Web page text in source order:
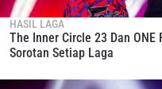
HASIL LAGA
The Inner Circle 23 Dan
Sorotan Setiap Laga